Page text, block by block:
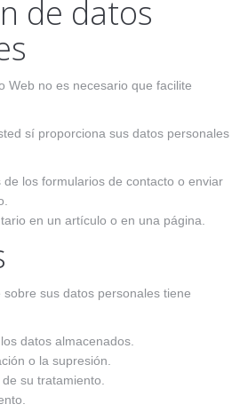
de datos
Web no es necesario que facilite
sí proporciona sus datos personales
los formularios de contacto o enviar
en un artículo o en una página.
sus datos personales tiene
datos almacenados.
o la supresión.
su tratamiento.